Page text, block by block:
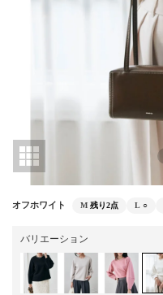
オフホワイト M 残り2点 L ○
バリエーション